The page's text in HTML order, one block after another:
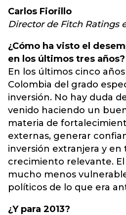
Carlos Fiorillo
Director de Fitch Ratings
¿Cómo ha visto el
en los últimos tres años?
En los últimos cinco
Colombia del grado
inversión. No hay duda
venido haciendo un
materia de
externas, generar
inversión extranjera y en
crecimiento relevante. El
mucho menos
políticos de lo que era
¿Y para 2013?